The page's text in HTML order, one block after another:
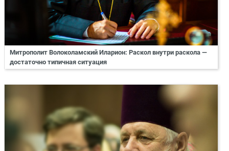
Митрополит Волоколамский Иларион: Раскол внутри раскола —
достаточно типичная ситуация